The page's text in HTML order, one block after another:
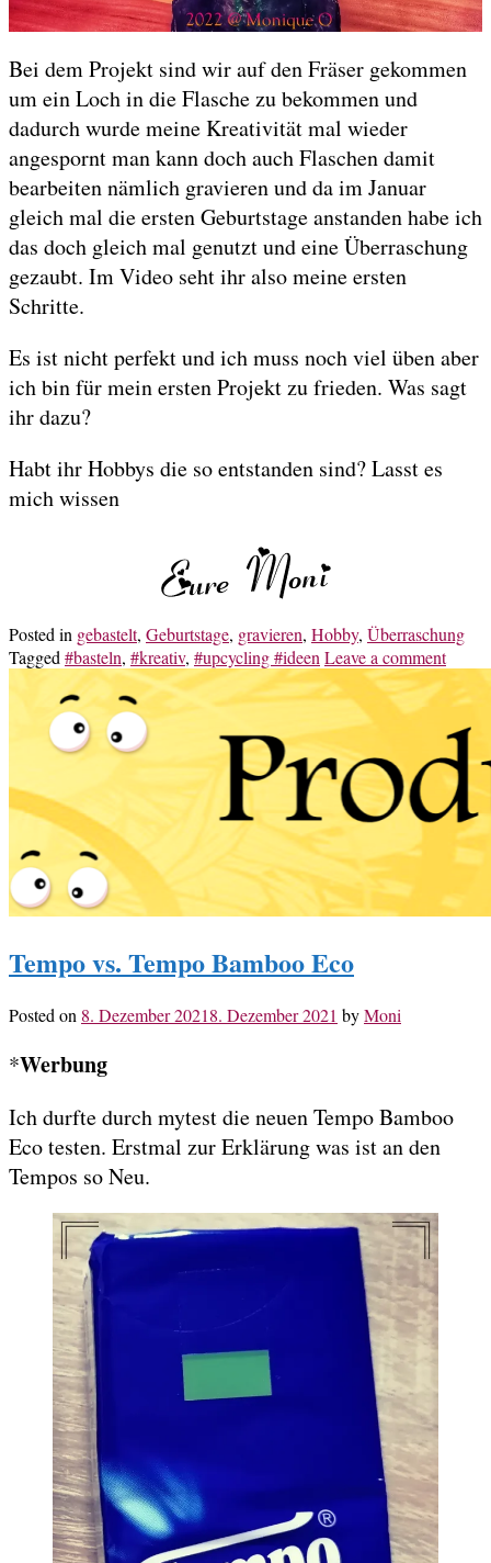
Bei dem Projekt sind wir auf den Fräser gekommen
um ein Loch in die Flasche zu bekommen und
dadurch wurde meine Kreativität mal wieder
angespornt man kann doch auch Flaschen damit
bearbeiten nämlich gravieren und da im Januar
gleich mal die ersten Geburtstage anstanden habe ich
das doch gleich mal genutzt und eine Überraschung
gezaubt. Im Video seht ihr also meine ersten
Schritte.
Es ist nicht perfekt und ich muss noch viel üben aber
ich bin für mein ersten Projekt zu frieden. Was sagt
ihr dazu?
Habt ihr Hobbys die so entstanden sind? Lasst es
mich wissen
Posted in gebastelt, Geburtstage, gravieren, Hobby, Überraschung
Tagged #basteln, #kreativ, #upcycling #ideen Leave a comment
Tempo vs. Tempo Bamboo Eco
Posted on 8. Dezember 20218. Dezember 2021 byMoni
*Werbung
Ich durfte durch mytest die neuen Tempo Bamboo
Eco testen. Erstmal zur Erklärung was ist an den
Tempos so Neu.